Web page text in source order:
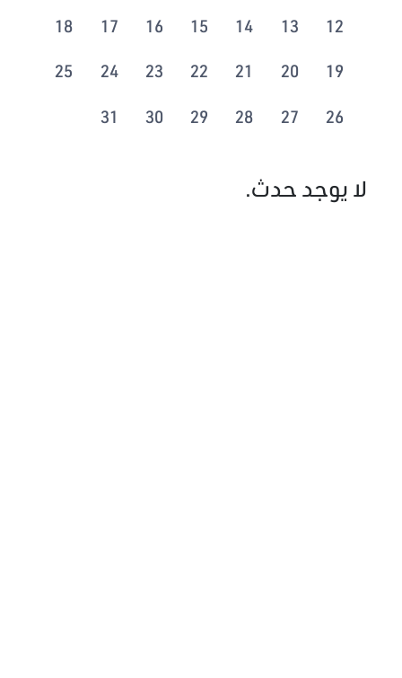
12
13
14
15
16
17
18
19
20
21
22
23
24
25
26
27
28
29
30
31
لا يوجد حدث.